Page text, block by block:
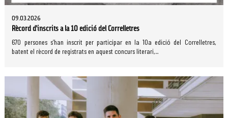
09.03.2026
Rècord d’inscrits a la 10 edició del Correlletres
670 persones s’han inscrit per participar en la 10a edició del Correlletres,
batent el rècord de registrats en aquest concurs literari,...